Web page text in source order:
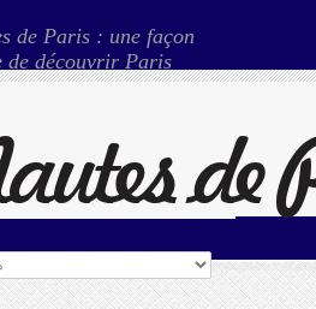
de Paris : une façon
de découvrir Paris